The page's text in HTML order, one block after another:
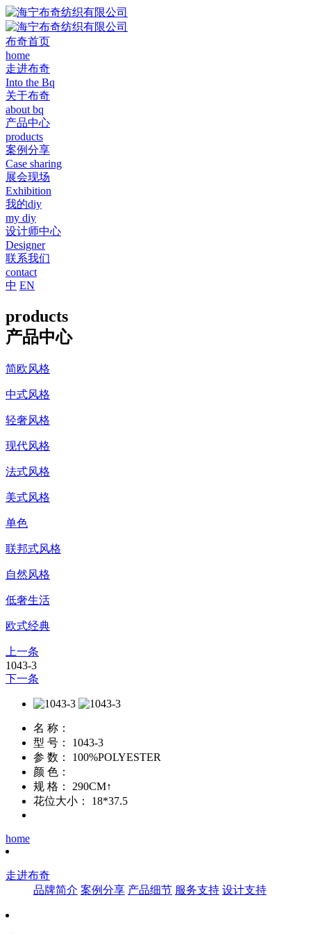
布奇首页
home
走进布奇
Into the Bq
关于布奇
about bq
产品中心
products
案例分享
Case sharing
展会现场
Exhibition
我的diy
my diy
设计师中心
Designer
联系我们
contact
中 EN
products
产品中心
简欧风格
中式风格
轻奢风格
现代风格
法式风格
美式风格
单色
联邦式风格
自然风格
低奢生活
欧式经典
上一条
1043-3
下一条
名 称：
型 号：
1043-3
参 数：
100%POLYESTER
颜 色：
规 格：
290CM↑
花位大小：
18*37.5
home
走进布奇
品牌简介 案例分享 产品细节 服务支持 设计支持